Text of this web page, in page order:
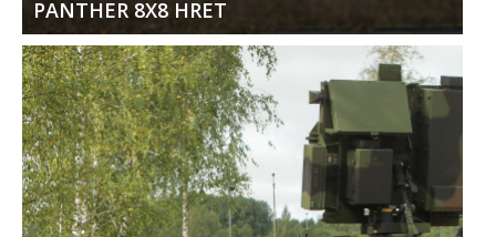
PANTHER 8X8 HRET